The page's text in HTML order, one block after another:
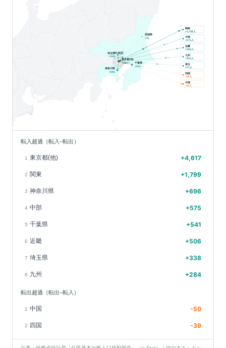
東京都(他)
+4,617
神奈川県
+696
千葉県
+541
埼玉県
+338
茨城県
+45
中央区
関東
+1,799人
中部
+575人
近畿
+506人
九州
+284人
東北
+71人
四国
-39人
中国
-50人
転入超過（転入−転出）
1 東京都(他) +4,617
2 関東 +1,799
3 神奈川県 +696
4 中部 +575
5 千葉県 +541
6 近畿 +506
7 埼玉県 +338
8 九州 +284
転出超過（転出−転入）
1 中国 -50
2 四国 -39